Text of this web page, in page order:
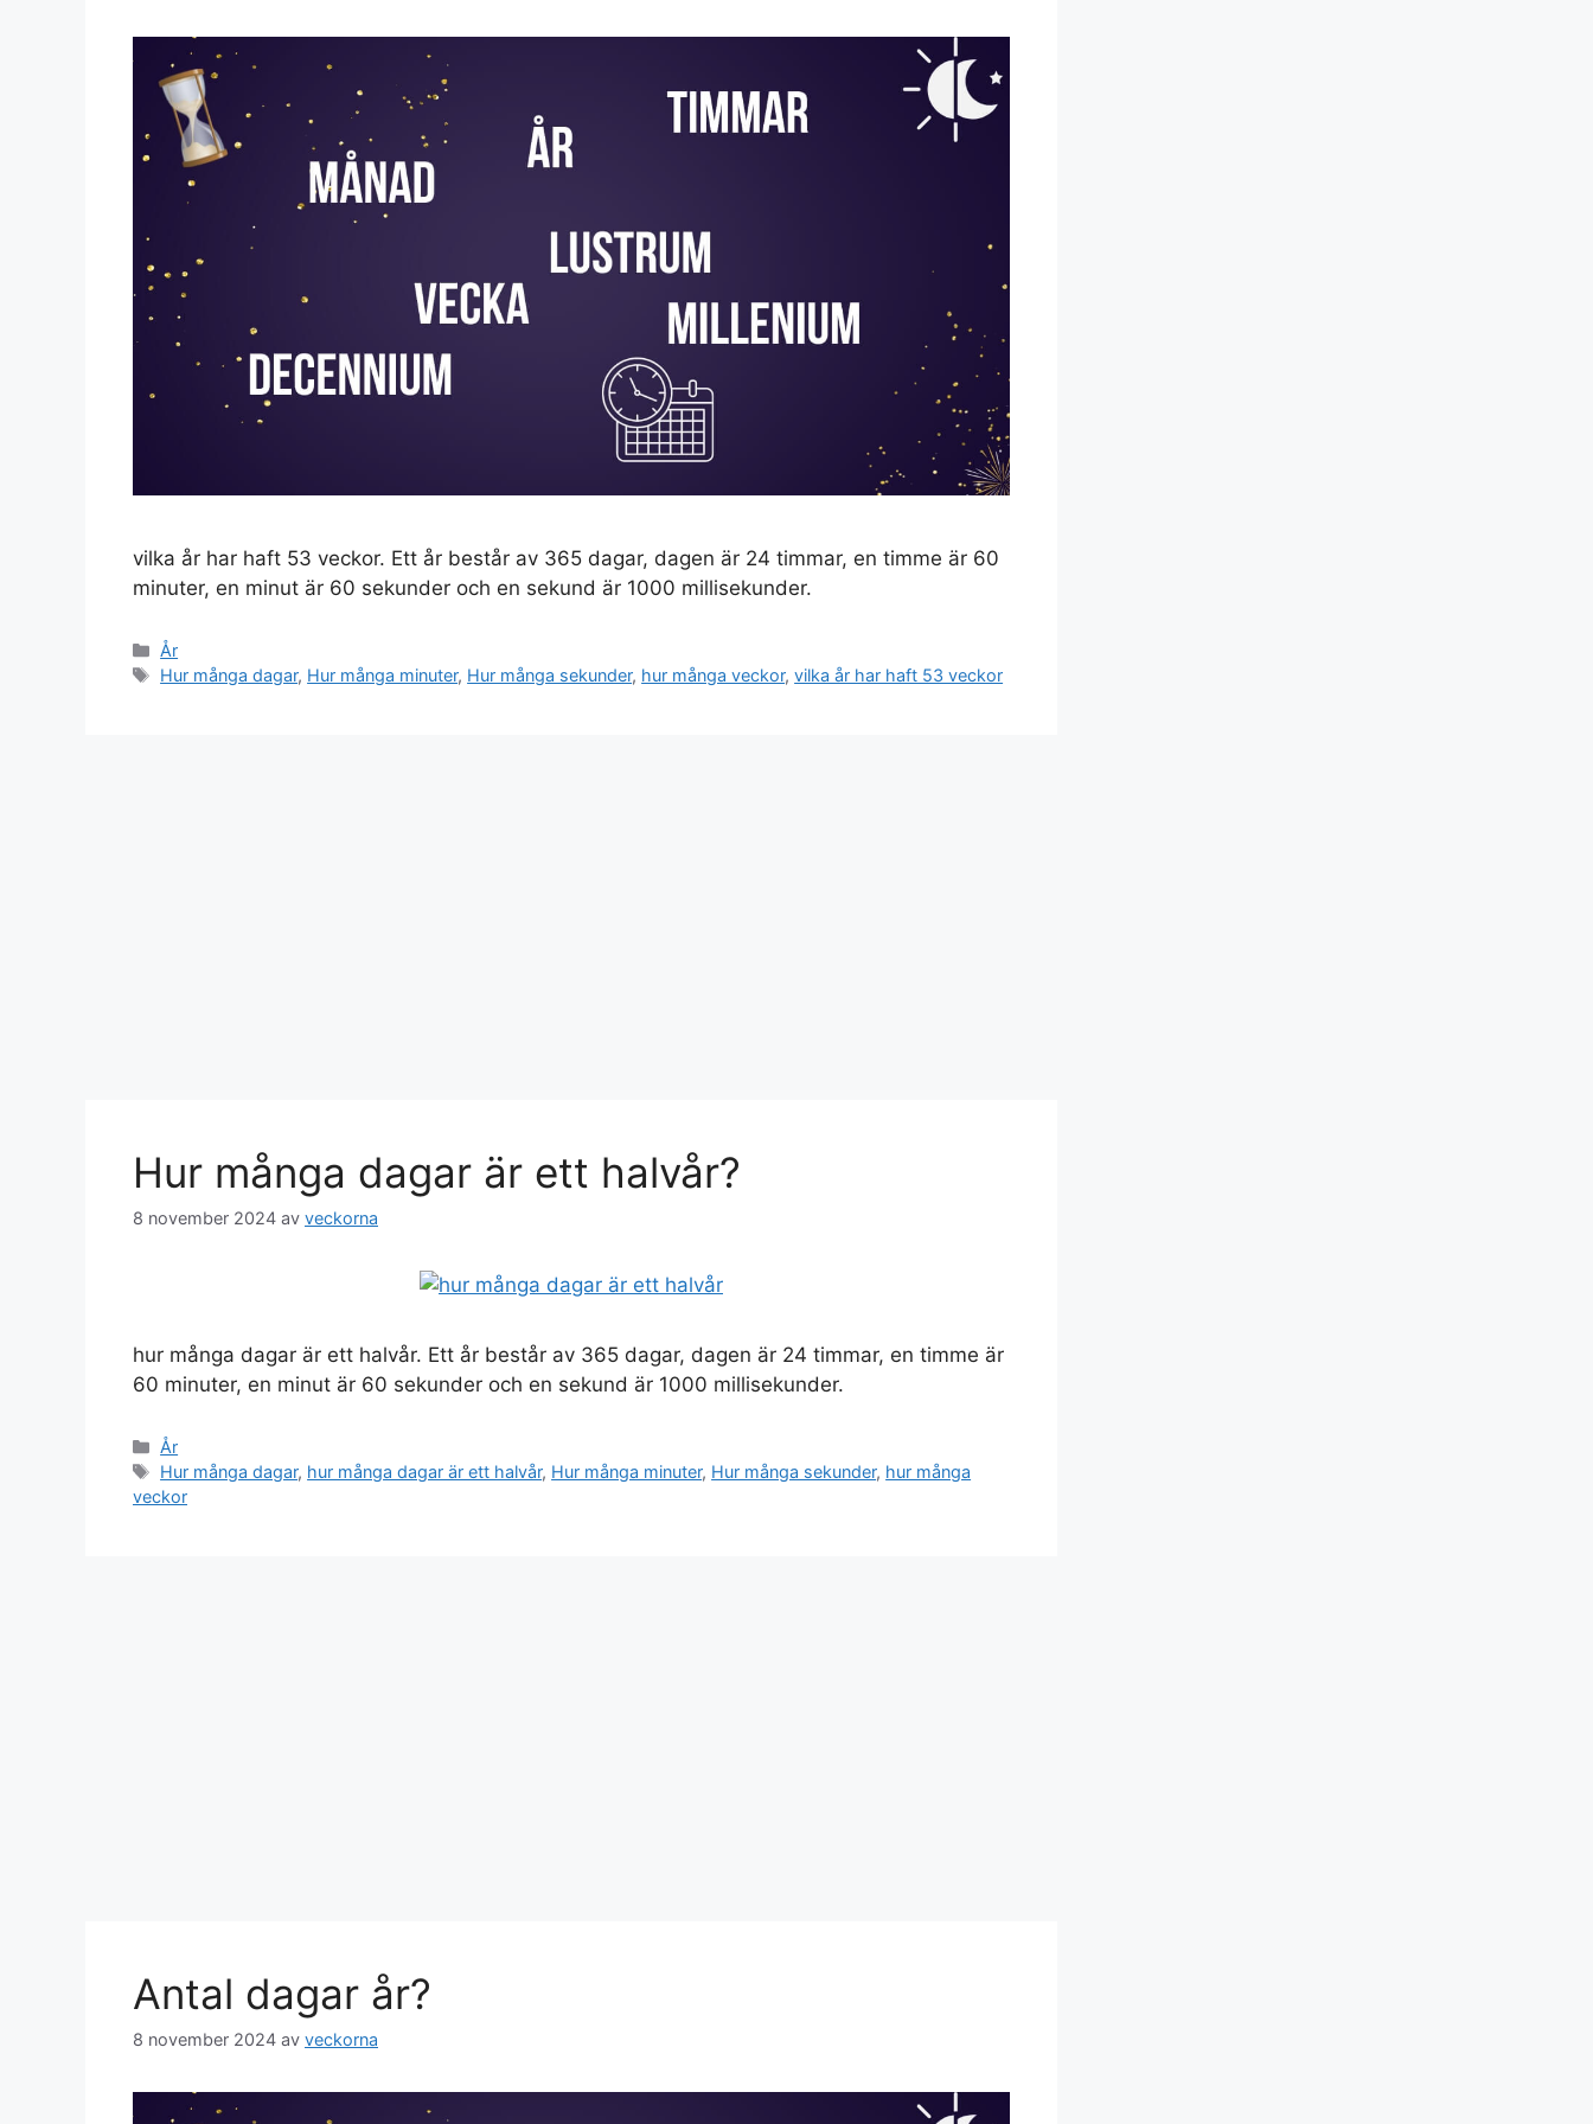
vilka år har haft 53 veckor. Ett år består av 365 dagar, dagen är 24 timmar, en timme är 60
minuter, en minut är 60 sekunder och en sekund är 1000 millisekunder.
Kategorier
År
Etiketter
Hur många dagar, Hur många minuter, Hur många sekunder, hur många veckor,vilka år har haft 53 veckor
Hur många dagar är ett halvår?
8 november 2024 av veckorna
hur många dagar är ett halvår. Ett år består av 365 dagar, dagen är 24 timmar, en timme är
60 minuter, en minut är 60 sekunder och en sekund är 1000 millisekunder.
Kategorier
År
Etiketter
Hur många dagar, hur många dagar är ett halvår, Hur många minuter, Hur många sekunder, hur många
veckor
Antal dagar år?
8 november 2024 av veckorna